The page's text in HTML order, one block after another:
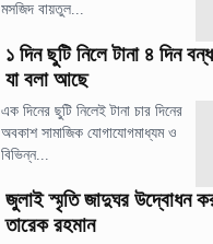
মসজিদ বায়তুল...
১ দিন ছুটি নিলে টানা ৪ দিন
যা বলা আছে
এক দিনের ছুটি নিলেই টানা চার দিনের
অবকাশ সামাজিক যোগাযোগমাধ্যম ও
বিভিন্ন...
জুলাই স্মৃতি জাদুঘর উদ্বোধন
তারেক রহমান